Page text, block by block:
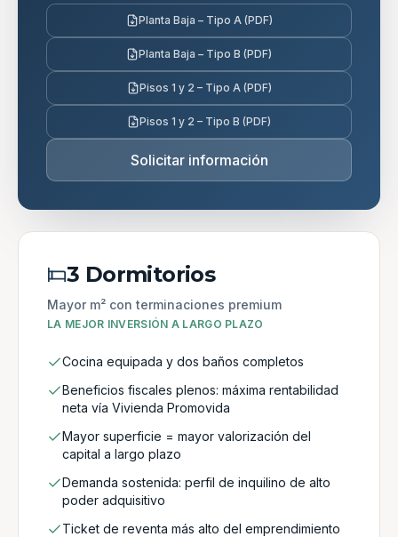
Planta Baja – Tipo A (PDF)
Planta Baja – Tipo B (PDF)
Pisos 1 y 2 – Tipo A (PDF)
Pisos 1 y 2 – Tipo B (PDF)
Solicitar información
3 Dormitorios
Mayor m² con terminaciones premium
LA MEJOR INVERSIÓN A LARGO PLAZO
Cocina equipada y dos baños completos
Beneficios fiscales plenos: máxima rentabilidad
neta vía Vivienda Promovida
Mayor superficie = mayor valorización del
capital a largo plazo
Demanda sostenida: perfil de inquilino de alto
poder adquisitivo
Ticket de reventa más alto del emprendimiento